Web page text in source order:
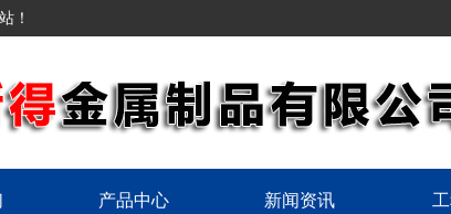
！
产品中心 新闻资讯